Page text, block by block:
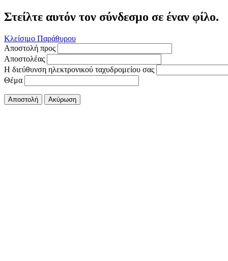
Στείλτε αυτόν τον σύνδεσμο σε έναν φίλο.
Κλείσιμο Παράθυρου
Αποστολή προς
Αποστολέας
Η διεύθυνση ηλεκτρονικού ταχυδρομείου σας
Θέμα
Αποστολή Ακύρωση